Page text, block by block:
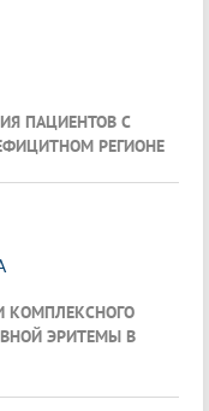
ПАЦИЕНТОВ С
РЕГИОНЕ
КОМПЛЕКСНОГО
ЭРИТЕМЫ В